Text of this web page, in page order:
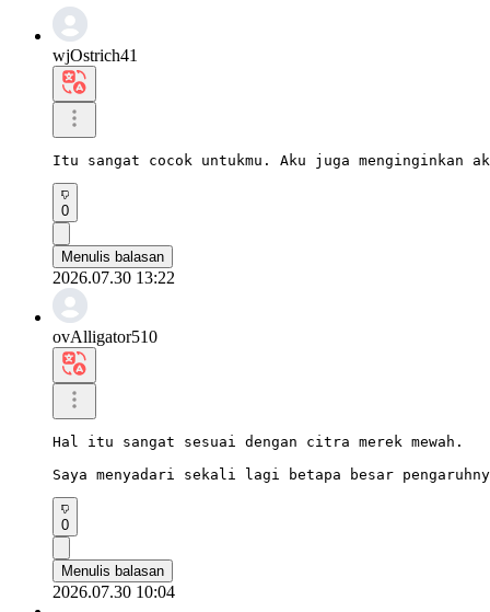
wjOstrich41
Itu sangat cocok untukmu. Aku juga menginginkan
0
Menulis balasan
2026.07.30 13:22
ovAlligator510
Hal itu sangat sesuai dengan citra merek mewah.
Saya menyadari sekali lagi betapa besar
0
Menulis balasan
2026.07.30 10:04